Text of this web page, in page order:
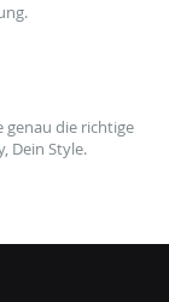
genau die richtige
Dein Style.